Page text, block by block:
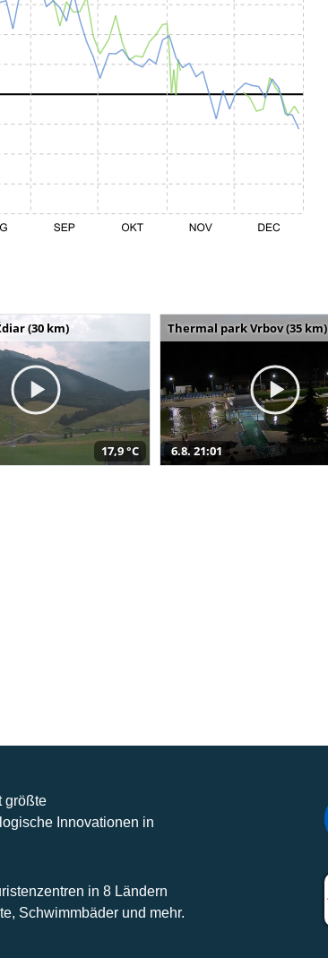
(30 km)
17,9 °C
Thermal park Vrbov (35 km)
6.8. 21:01
größte
Innovationen in
in 8 Ländern
Schwimmbäder und mehr.